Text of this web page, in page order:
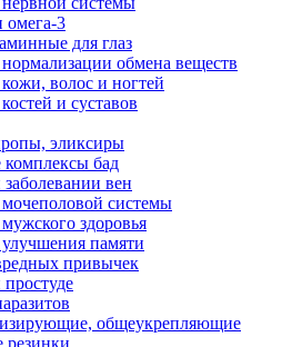
3
для глаз
обмена веществ
волос и ногтей
и суставов
эликсиры
бад
вен
системы
здоровья
памяти
привычек
общеукрепляющие
резинки